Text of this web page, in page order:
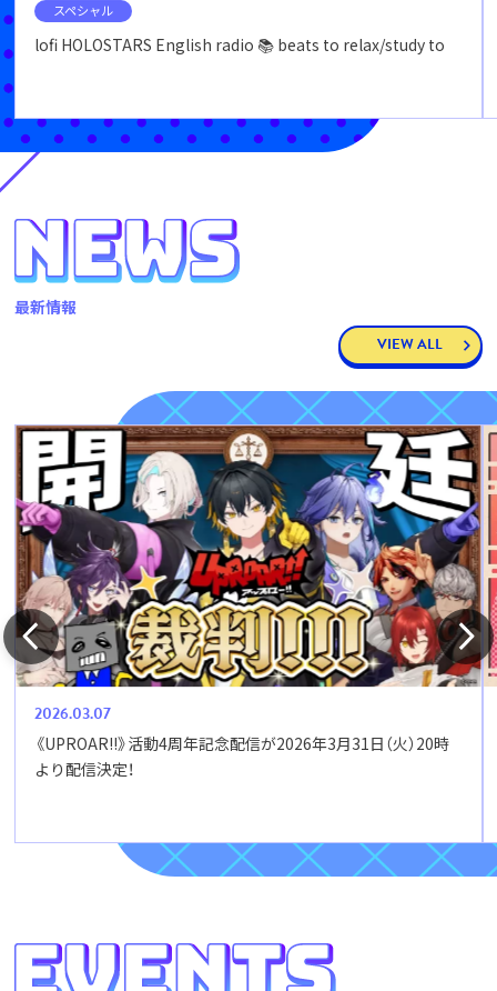
スペシャル
lofi HOLOSTARS English radio 📚 beats to relax/study to
最新情報
VIEW ALL
2026.03.07
《UPROAR!!》活動4周年記念配信が2026年3月31日（火）20時
より配信決定！